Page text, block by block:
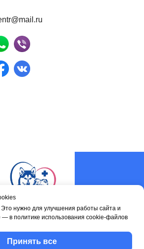
Наши врачи
нужно для улучшения работы сайта и
в политике использования cookie-файлов
Принять все